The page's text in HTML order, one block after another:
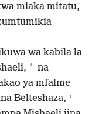
miaka mitatu,
wa kabila la
* na
ya mfalme
Belteshaza, +